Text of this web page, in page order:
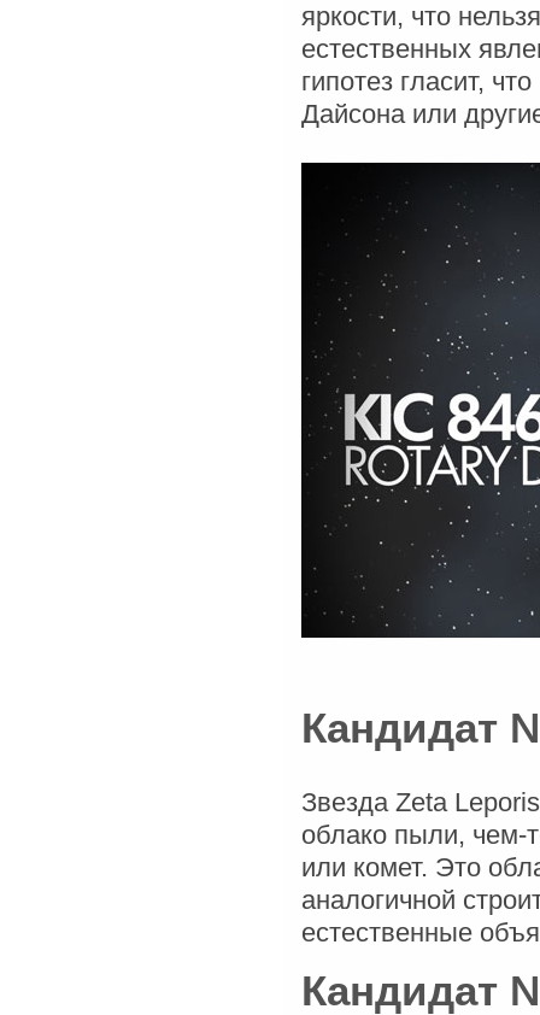
яркости, что
естественных
гипотез гласит,
Дайсона или
Кандидат
Звезда Zeta
облако пыли, чем-
или комет. Это
аналогичной
естественные
Кандидат